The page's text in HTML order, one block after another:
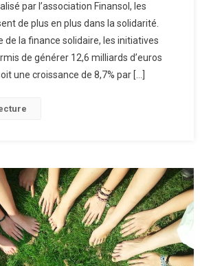
Solidaire
En
Nette
Augmentation
En
par l’association Finansol, les
de plus en plus dans la solidarité.
de la finance solidaire, les initiatives
de générer 12,6 milliards d’euros
une croissance de 8,7% par […]